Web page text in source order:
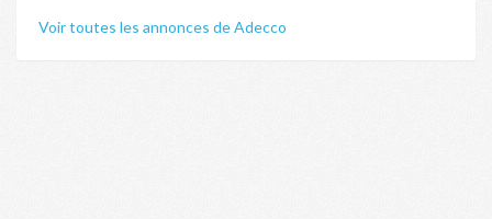
Voir toutes les annonces de Adecco